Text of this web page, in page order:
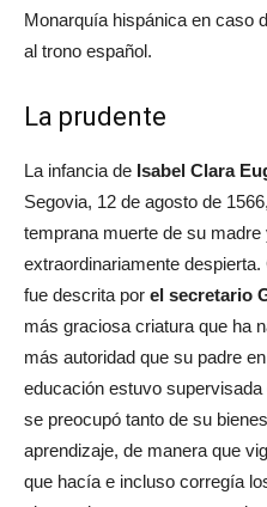
Monarquía hispánica en caso
al trono español.
La prudente
La infancia de Isabel Clara
Segovia, 12 de agosto de
temprana muerte de su
extraordinariamente
fue descrita por el secretario
más graciosa criatura que ha
más autoridad que su padre
educación estuvo
se preocupó tanto de su
aprendizaje, de manera que
que hacía e incluso corregía